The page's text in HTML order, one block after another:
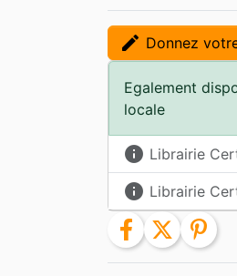
edit Donnez
Egalement
locale
info Librairie
info Librairie
facebook twitter pinterest